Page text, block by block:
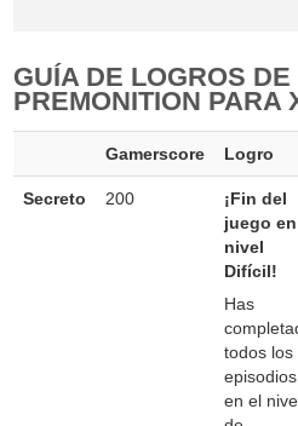
GUÍA DE LOGROS
PREMONITION PARA
Gamerscore Logro
Secreto 200
¡Fin del
juego en
nivel
Difícil!
Has
todos los
episodios
en el